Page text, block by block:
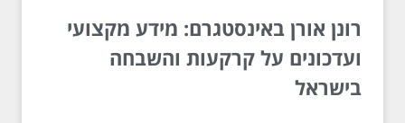
רונן אורן באינסטגרם: מידע מקצועי
ועדכונים על קרקעות והשבחה
בישראל